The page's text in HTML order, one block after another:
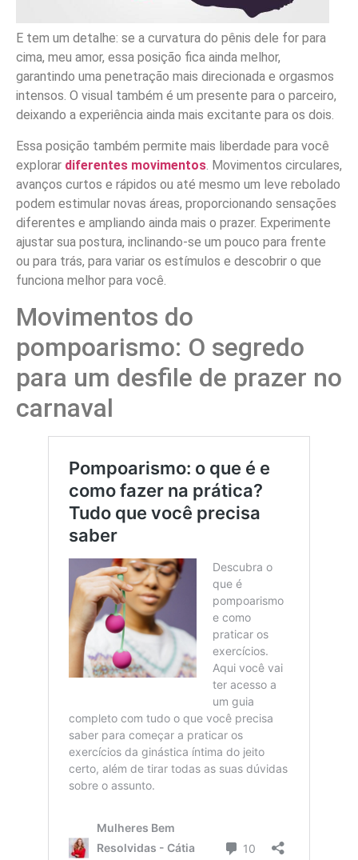
E tem um detalhe: se a curvatura do pênis dele for para
cima, meu amor, essa posição fica ainda melhor,
garantindo uma penetração mais direcionada e orgasmos
intensos. O visual também é um presente para o parceiro,
deixando a experiência ainda mais excitante para os dois.
Essa posição também permite mais liberdade para você
explorar diferentes movimentos . Movimentos circulares,
avanços curtos e rápidos ou até mesmo um leve rebolado
podem estimular novas áreas, proporcionando sensações
diferentes e ampliando ainda mais o prazer. Experimente
ajustar sua postura, inclinando-se um pouco para frente
ou para trás, para variar os estímulos e descobrir o que
funciona melhor para você.
Movimentos do
pompoarismo: O segredo
para um desfile de prazer no
carnaval